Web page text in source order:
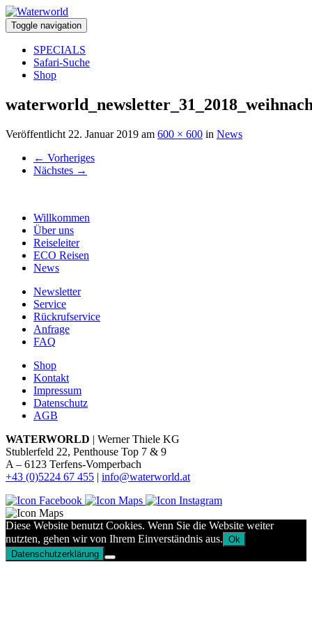
Toggle navigation
SPECIALS
Safari-Suche
Shop
Veröffentlicht 22. Januar 2019 am 600 × 600 in News
← Vorheriges
Nächstes →
Willkommen
Über uns
Reiseleiter
ECO Reisen
News
Newsletter
Service
Rückrufservice
Anfrage
FAQ
Shop
Kontakt
Impressum
Datenschutz
AGB
WATERWORLD | Werner Thiele KG
Stublerfeld 22, Penthouse Top 7 & 9
A – 6123 Terfens-Vomperbach
+43 (0)5224 67 455 | info@waterworld.at
Diese Website benutzt Cookies. Wenn Sie die Website weiter
nutzten, gehen wir von Ihrem Einverständnis aus. Ok
Datenschutzerklärung